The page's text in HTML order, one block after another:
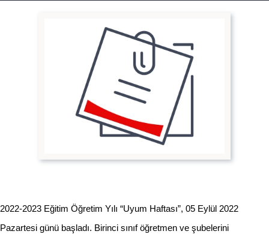
2022-2023 Eğitim Öğretim Yılı “Uyum Haftası”, 05 Eylül 2022
Pazartesi günü başladı. Birinci sınıf öğretmen ve şubelerini